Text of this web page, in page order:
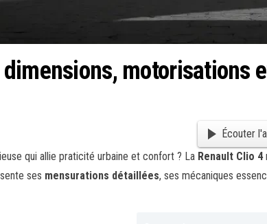
motorisations
Écouter
qui allie praticité urbaine et confort ? La Renault Clio 4
ses mensurations détaillées, ses mécaniques